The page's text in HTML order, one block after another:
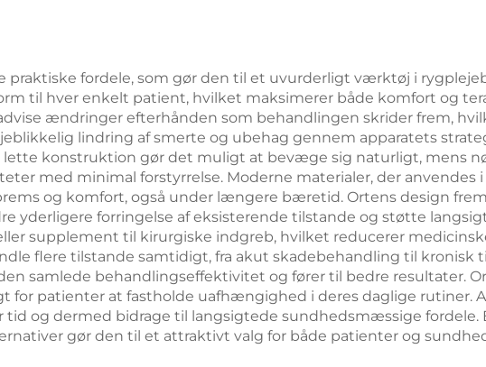
praktiske fordele, som gør den til et uvurderligt værktøj i
til hver enkelt patient, hvilket maksimerer både komfort og
ændringer efterhånden som behandlingen skrider frem,
lindring af smerte og ubehag gennem apparatets
konstruktion gør det muligt at bevæge sig naturligt, mens
med minimal forstyrrelse. Moderne materialer, der anvendes
og komfort, også under længere bæretid. Ortens design
yderligere forringelse af eksisterende tilstande og støtte
supplement til kirurgiske indgreb, hvilket reducerer
flere tilstande samtidigt, fra akut skadebehandling til kronisk
samlede behandlingseffektivitet og fører til bedre resultater.
for patienter at fastholde uafhængighed i deres daglige rutiner.
tid og dermed bidrage til langsigtede sundhedsmæssige
gør den til et attraktivt valg for både patienter og